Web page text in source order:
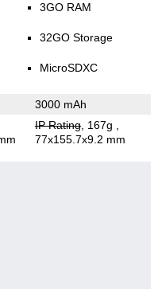
3GO RAM
32GO Storage
MicroSDXC
3000 mAh
IP Rating, 167g
77x155.7x9.2 mm